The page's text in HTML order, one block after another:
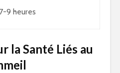
7-9 heures
la Santé Liés au